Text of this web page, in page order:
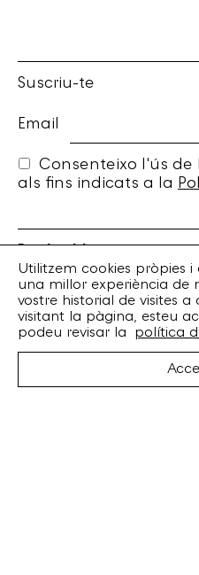
Suscriu-te
Email
Consenteixo l'ús de
als fins indicats a la
Torrent de l’Olla, 203
08012 Barcelona
+34 932 070 164
Utilitzem cookies pròpies
una millor experiència de
vostre historial de visites
visitant la pàgina, esteu
podeu revisar la
política